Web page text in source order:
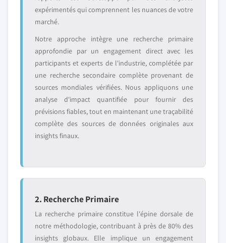
expérimentés qui comprennent les nuances de votre
marché.
Notre approche intègre une recherche primaire
approfondie par un engagement direct avec les
participants et experts de l'industrie, complétée par
une recherche secondaire complète provenant de
sources mondiales vérifiées. Nous appliquons une
analyse d'impact quantifiée pour fournir des
prévisions fiables, tout en maintenant une traçabilité
complète des sources de données originales aux
insights finaux.
2. Recherche Primaire
La recherche primaire constitue l'épine dorsale de
notre méthodologie, contribuant à près de 80% des
insights globaux. Elle implique un engagement